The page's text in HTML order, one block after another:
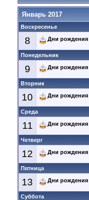
Январь 2017
Воскресенье
8 Дни рождения
Понедельник
9 Дни рождения
Вторник
10 Дни рождения
Среда
11 Дни рождения
Четверг
12 Дни рождения
Пятница
13 Дни рождения
Суббота